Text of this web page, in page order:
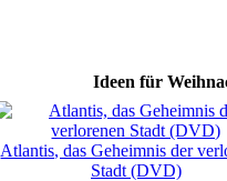
Ideen für
Atlantis, das Geheimnis der
Stadt (DVD)